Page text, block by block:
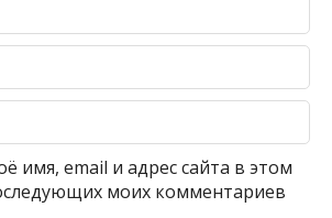
имя, email и адрес сайта в этом
моих комментариев